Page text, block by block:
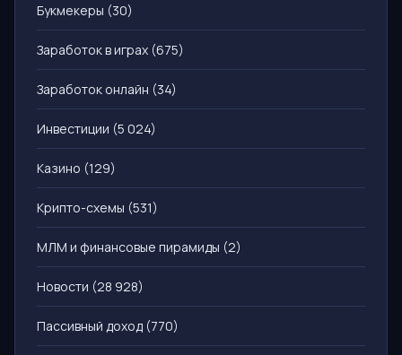
Букмекеры (30)
Заработок в играх (675)
Заработок онлайн (34)
Инвестиции (5 024)
Казино (129)
Крипто-схемы (531)
МЛМ и финансовые пирамиды (2)
Новости (28 928)
Пассивный доход (770)